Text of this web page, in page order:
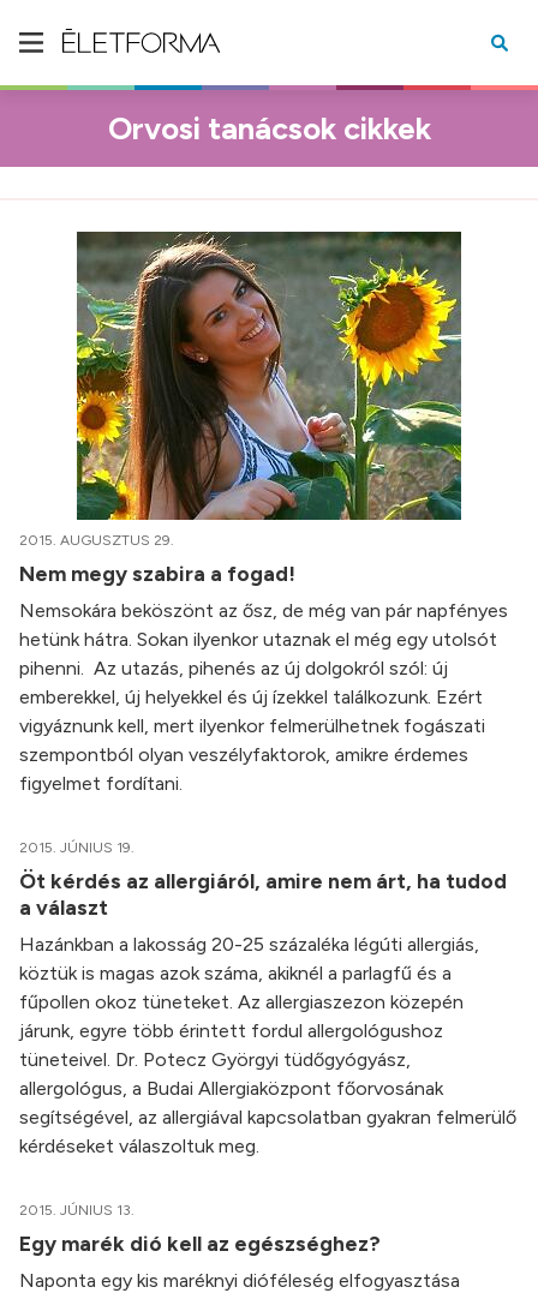
Orvosi tanácsok cikkek
2015. AUGUSZTUS 29.
Nem megy szabira a fogad!
Nemsokára beköszönt az ősz, de még van pár napfényes
hetünk hátra. Sokan ilyenkor utaznak el még egy utolsót
pihenni. Az utazás, pihenés az új dolgokról szól: új
emberekkel, új helyekkel és új ízekkel találkozunk. Ezért
vigyáznunk kell, mert ilyenkor felmerülhetnek fogászati
szempontból olyan veszélyfaktorok, amikre érdemes
figyelmet fordítani.
2015. JÚNIUS 19.
Öt kérdés az allergiáról, amire nem árt, ha tudod
a választ
Hazánkban a lakosság 20-25 százaléka légúti allergiás,
köztük is magas azok száma, akiknél a parlagfű és a
fűpollen okoz tüneteket. Az allergiaszezon közepén
járunk, egyre több érintett fordul allergológushoz
tüneteivel. Dr. Potecz Györgyi tüdőgyógyász,
allergológus, a Budai Allergiaközpont főorvosának
segítségével, az allergiával kapcsolatban gyakran felmerülő
kérdéseket válaszoltuk meg.
2015. JÚNIUS 13.
Egy marék dió kell az egészséghez?
Naponta egy kis maréknyi dióféleség elfogyasztása